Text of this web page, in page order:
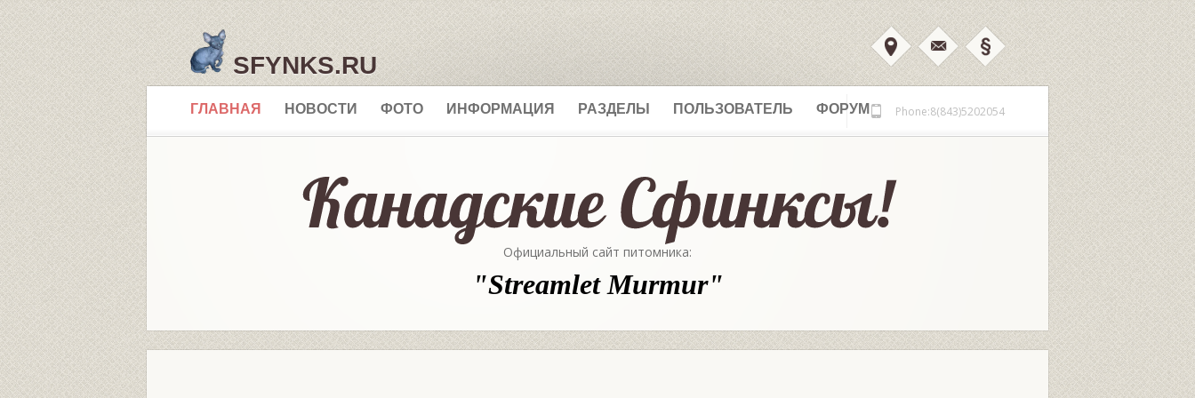
SFYNKS.RU
ГЛАВНАЯ НОВОСТИ ФОТО ИНФОРМАЦИЯ РАЗДЕЛЫ ПОЛЬЗОВАТЕЛЬ ФОРУМ Phone:8(843)5202054
Официальный сайт питомника:
"Streamlet Murmur"